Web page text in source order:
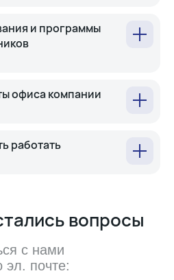
и программы
офиса компании
работать
вопросы
с нами
эл. почте: